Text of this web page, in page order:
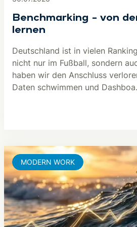
Benchmarking – von
lernen
Deutschland ist in vielen
nicht nur im Fußball, sondern
haben wir den Anschluss
Daten schwimmen und
MODERN WORK